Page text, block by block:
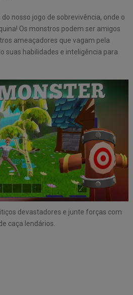
nosso jogo de sobrevivência, onde o
Os monstros podem ser amigos
ameaçadores que vagam pela
suas habilidades e inteligência para
devastadores e junte forças com
caça lendários.